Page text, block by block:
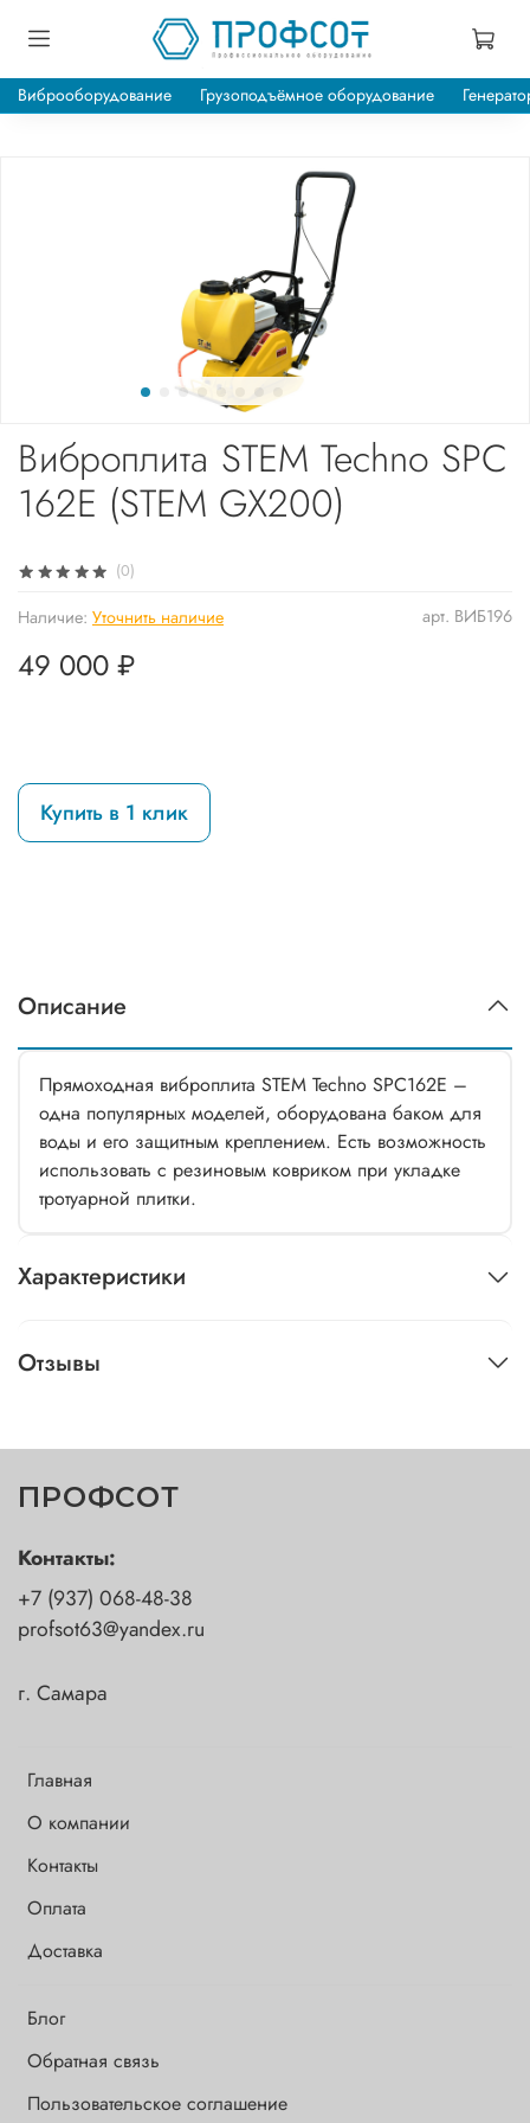
Виброоборудование Грузоподъёмное оборудование
(0)
арт. ВИБ196
Наличие: Уточнить наличие
Виброплита STEM Techno SPC
162E (STEM GX200)
49 000 ₽
Купить в 1 клик
Описание
Прямоходная виброплита STEM Techno SPC162E –
одна популярных моделей, оборудована баком для
воды и его защитным креплением. Есть возможность
использовать с резиновым ковриком при укладке
тротуарной плитки.
Характеристики
Отзывы
ПРОФСОТ
Главная
О компании
Контакты
Оплата
Доставка
Блог
Обратная связь
Пользовательское соглашение
Контакты:
+7 (937) 068-48-38
profsot63@yandex.ru
г. Самара